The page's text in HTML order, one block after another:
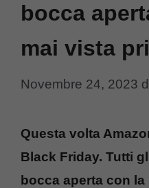
bocca
mai vista
Novembre 24, 2023
Questa volta
Black Friday. Tutti
bocca aperta con